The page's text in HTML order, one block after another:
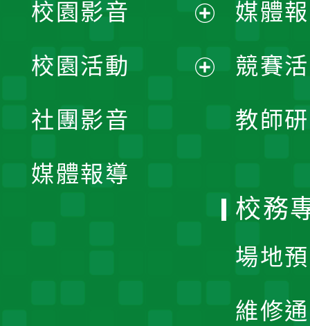
媒體
競賽
教師
校園影音
開
校園活動
社團影音
媒體報導
校務
場地
維修